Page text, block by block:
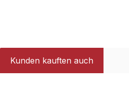
Kunden kauften auch